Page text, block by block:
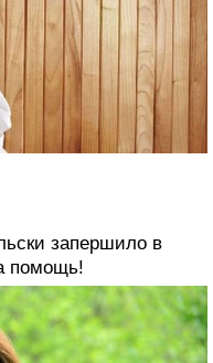
запершило в
помощь!